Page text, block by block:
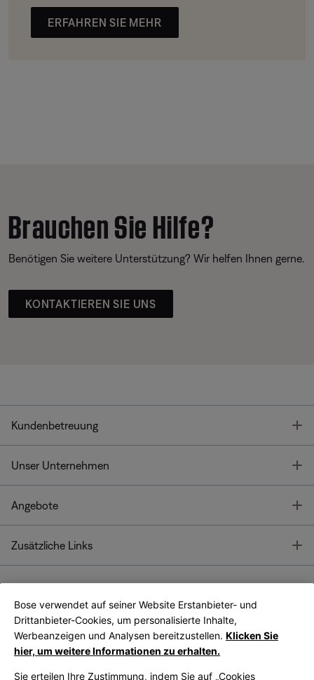
ERFAHREN SIE MEHR
Brauchen Sie Hilfe?
Benötigen Sie weitere Unterstützung? Wir helfen Ihnen gerne.
KONTAKTIEREN SIE UNS
Kundenbetreuung
Unser Unternehmen
Angebote
Zusätzliche Links
Bose App
Bose Connect
App
Bose verwendet auf seiner Website Erstanbieter- und
Drittanbieter-Cookies, um personalisierte Inhalte,
Werbeanzeigen und Analysen bereitzustellen. Klicken Sie
hier, um weitere Informationen zu erhalten.
Sie erteilen Ihre Zustimmung, indem Sie auf „Cookies